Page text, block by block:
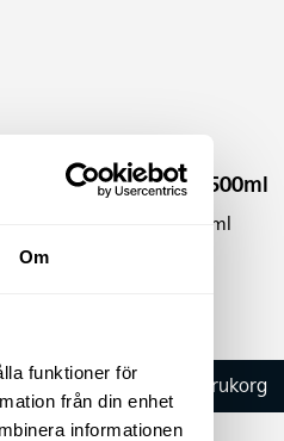
Om
funktioner för
från din enhet
informationen
Däckreparation 500ml
Däckreparation 500ml
Lägg till i varukorg